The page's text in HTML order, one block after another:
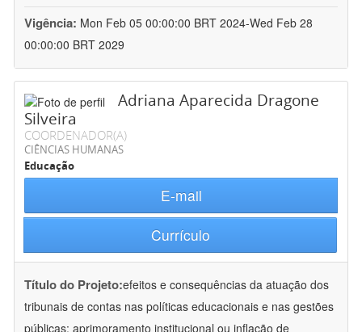
Vigência: Mon Feb 05 00:00:00 BRT 2024-Wed Feb 28
00:00:00 BRT 2029
Adriana Aparecida Dragone
Silveira
COORDENADOR(A)
CIÊNCIAS HUMANAS
Educação
E-mail
Currículo
Título do Projeto:efeitos e consequências da atuação dos
tribunais de contas nas políticas educacionais e nas gestões
públicas: aprimoramento institucional ou inflação de